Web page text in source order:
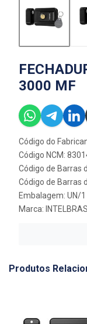
3000 MF
Código do
Código NCM:
Código de Barras
Código de Barras
Embalagem: UN/1
Marca: INTELBRAS
Produtos